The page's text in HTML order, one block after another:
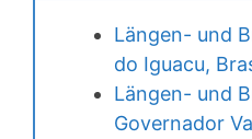
Längen- und
do Iguacu,
Längen- und
Governador